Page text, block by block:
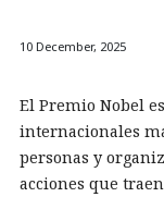
10 December, 2025
El Premio Nobel
internacionales
personas y
acciones que